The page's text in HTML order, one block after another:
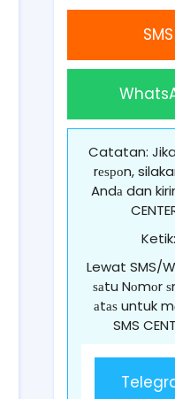
Catatan:
rеѕроn,
Andа dan
Ketik:
Lewat SMS/
ѕаtu Nоmоr
аtаѕ untuk
SMS